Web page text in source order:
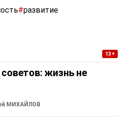
#развитие
13+
жизнь не
МИХАЙЛОВ